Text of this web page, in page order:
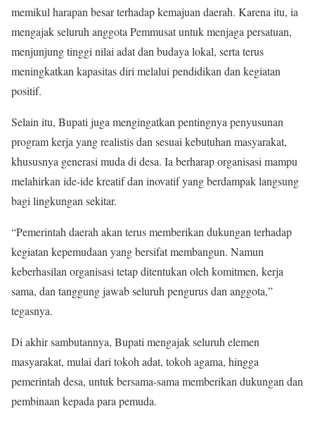
memikul harapan besar terhadap kemajuan daerah. Karena itu, ia
mengajak seluruh anggota Pemmusat untuk menjaga persatuan,
menjunjung tinggi nilai adat dan budaya lokal, serta terus
meningkatkan kapasitas diri melalui pendidikan dan kegiatan
positif.
Selain itu, Bupati juga mengingatkan pentingnya penyusunan
program kerja yang realistis dan sesuai kebutuhan masyarakat,
khususnya generasi muda di desa. Ia berharap organisasi mampu
melahirkan ide-ide kreatif dan inovatif yang berdampak langsung
bagi lingkungan sekitar.
“Pemerintah daerah akan terus memberikan dukungan terhadap
kegiatan kepemudaan yang bersifat membangun. Namun
keberhasilan organisasi tetap ditentukan oleh komitmen, kerja
sama, dan tanggung jawab seluruh pengurus dan anggota,”
tegasnya.
Di akhir sambutannya, Bupati mengajak seluruh elemen
masyarakat, mulai dari tokoh adat, tokoh agama, hingga
pemerintah desa, untuk bersama-sama memberikan dukungan dan
pembinaan kepada para pemuda.